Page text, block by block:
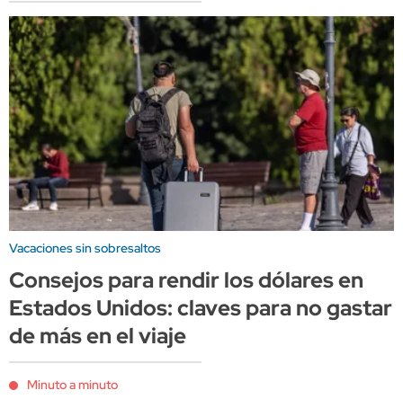
Vacaciones sin sobresaltos
Consejos para rendir los dólares en
Estados Unidos: claves para no gastar
de más en el viaje
Minuto a minuto